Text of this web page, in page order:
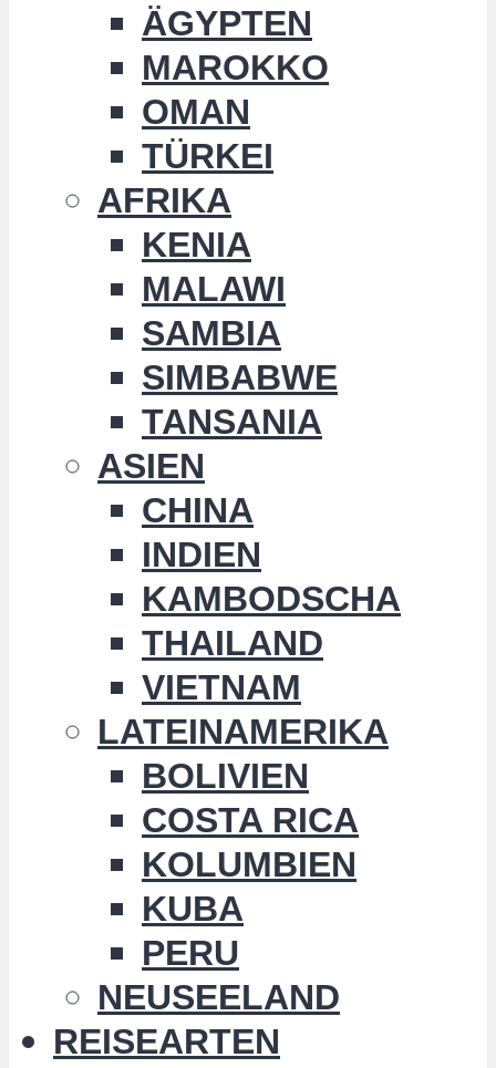
ÄGYPTEN
MAROKKO
OMAN
TÜRKEI
AFRIKA
KENIA
MALAWI
SAMBIA
SIMBABWE
TANSANIA
ASIEN
CHINA
INDIEN
KAMBODSCHA
THAILAND
VIETNAM
LATEINAMERIKA
BOLIVIEN
COSTA RICA
KOLUMBIEN
KUBA
PERU
NEUSEELAND
REISEARTEN